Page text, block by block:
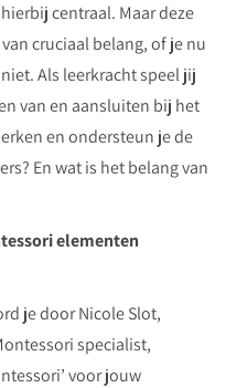
centraal. Maar deze
cruciaal belang, of je nu
Als leerkracht speel jij
van en aansluiten bij het
en ondersteun je de
En wat is het belang van
elementen
je door Nicole Slot,
specialist,
voor jouw